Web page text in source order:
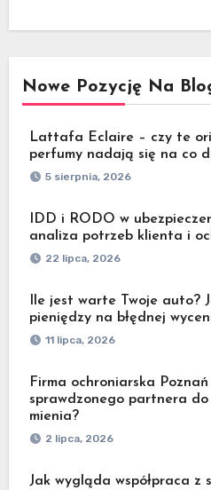
Nowe Pozycję Na
Lattafa Eclaire – czy te
perfumy nadają się na co
5 sierpnia, 2026
IDD i RODO w
analiza potrzeb klienta i
22 lipca, 2026
Ile jest warte Twoje auto?
pieniędzy na błędnej
11 lipca, 2026
Firma ochroniarska
sprawdzonego partnera do
mienia?
2 lipca, 2026
Jak wygląda współpraca z